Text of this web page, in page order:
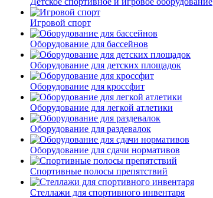
Игровой спорт
Оборудование для бассейнов
Оборудование для детских площадок
Оборудование для кроссфит
Оборудование для легкой атлетики
Оборудование для раздевалок
Оборудование для сдачи нормативов
Спортивные полосы препятствий
Стеллажи для спортивного инвентаря